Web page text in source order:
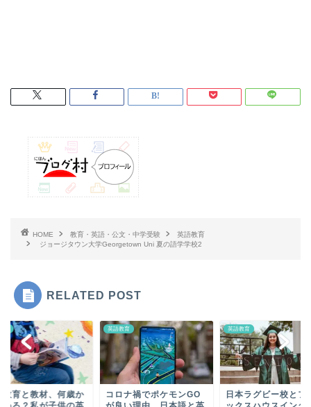
HOME 教育・英語・公文・中学受験
英語教育
ジョージタウン大学Georgetown Uni 夏の語学学校2
RELATED POST
教育と教材、何歳か
英語教育
コロナ禍でポケモンGO
英語教育
日本ラグビー校とフ